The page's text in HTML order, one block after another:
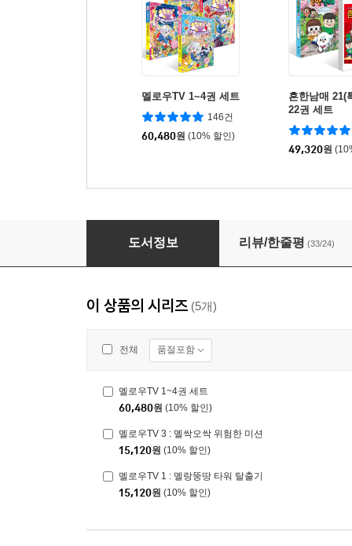
멜로우TV 1~4권 세트
146건
60,480원 (10% 할인)
흔한남매 21(
22권 세트
49,320원
멜로우TV 1 : 멜랑뚱땅 타워 탈출기
도서정보 리뷰/한줄평 (33/24)
이 상품의 시리즈 (5개)
전체 품절포함
멜로우TV 1~4권 세트
60,480원 (10% 할인)
멜로우TV 3 : 멜싹오싹 위험한 미션
15,120원 (10% 할인)
멜로우TV 1 : 멜랑뚱땅 타워 탈출기
15,120원 (10% 할인)